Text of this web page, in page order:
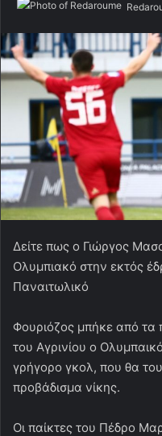
Δείτε πως ο Γιώργος
Ολυμπιακό στην εκτός
Παναιτωλικό
Φουριόζος μπήκε από
του Αγρινίου ο
γρήγορο γκολ, που θα
προβάδισμα νίκης.
Οι παίκτες του Πέδρο